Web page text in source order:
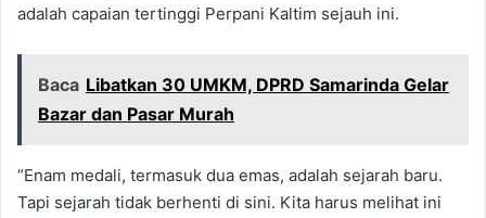
adalah capaian tertinggi Perpani Kaltim sejauh ini.
Baca Libatkan 30 UMKM, DPRD Samarinda Gelar
Bazar dan Pasar Murah
“Enam medali, termasuk dua emas, adalah sejarah baru.
Tapi sejarah tidak berhenti di sini. Kita harus melihat ini